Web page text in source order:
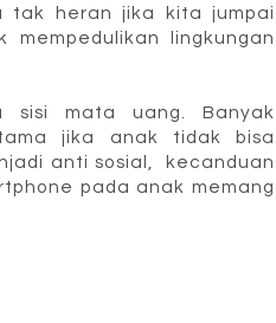
tak heran jika kita jumpai
mempedulikan lingkungan
sisi mata uang. Banyak
jika anak tidak bisa
anti sosial, kecanduan
pada anak memang